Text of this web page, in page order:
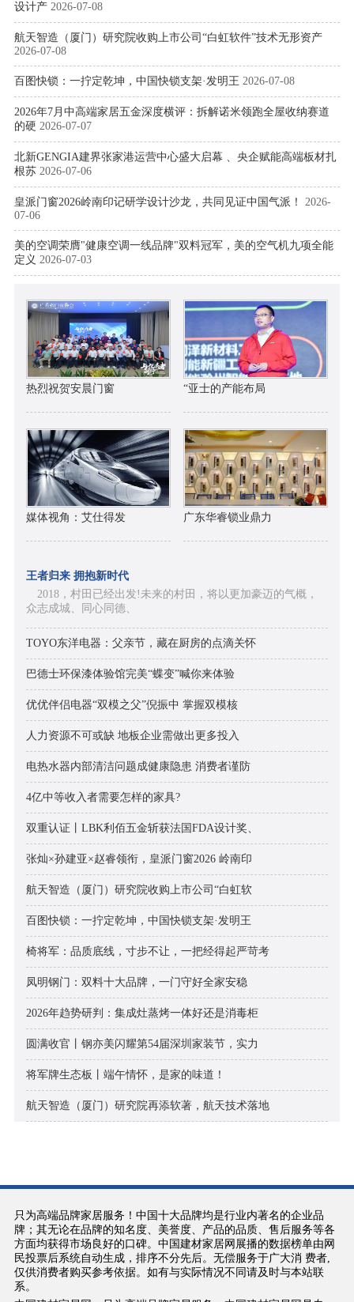
设计产 2026-07-08
航天智造（厦门）研究院收购上市公司“白虹软件”技术无形资产
2026-07-08
百图快锁：一拧定乾坤，中国快锁支架·发明王 2026-07-08
2026年7月中高端家居五金深度横评：拆解诺米领跑全屋收纳赛道
的硬 2026-07-07
北新GENGIA建界张家港运营中心盛大启幕 、央企赋能高端板材扎
根苏 2026-07-06
皇派门窗2026岭南印记研学设计沙龙，共同见证中国气派！
2026-
07-06
美的空调荣膺"健康空调一线品牌"双料冠军，美的空气机九项全能
定义 2026-07-03
热烈祝贺安晨门窗 “亚士的产能布局
媒体视角：艾仕得发 广东华睿锁业鼎力
王者归来 拥抱新时代
2018，村田已经出发!未来的村田，将以更加豪迈的气概，
众志成城、同心同德、
TOYO东洋电器：父亲节，藏在厨房的点滴关怀
巴德士环保漆体验馆完美“蝶变”喊你来体验
优优伴侣电器“双模之父”倪振中 掌握双模核
人力资源不可或缺 地板企业需做出更多投入
电热水器内部清洁问题成健康隐患 消费者谨防
4亿中等收入者需要怎样的家具?
双重认证丨LBK利佰五金斩获法国FDA设计奖、
张灿×孙建亚×赵睿领衔，皇派门窗2026 岭南印
航天智造（厦门）研究院收购上市公司“白虹软
百图快锁：一拧定乾坤，中国快锁支架·发明王
椅将军：品质底线，寸步不让，一把经得起严苛考
凤明钢门：双料十大品牌，一门守好全家安稳
2026年趋势研判：集成灶蒸烤一体好还是消毒柜
圆满收官丨钢亦美闪耀第54届深圳家装节，实力
将军牌生态板丨端午情怀，是家的味道！
航天智造（厦门）研究院再添软著，航天技术落地
只为高端品牌家居服务！中国十大品牌均是行业内著名的企业品
牌；其无论在品牌的知名度、美誉度、产品的品质、售后服务等各
方面均获得市场良好的口碑。中国建材家居网展播的数据榜单由网
民投票后系统自动生成，排序不分先后。无偿服务于广大消 费者,
仅供消费者购买参考依据。如有与实际情况不同请及时与本站联
系。